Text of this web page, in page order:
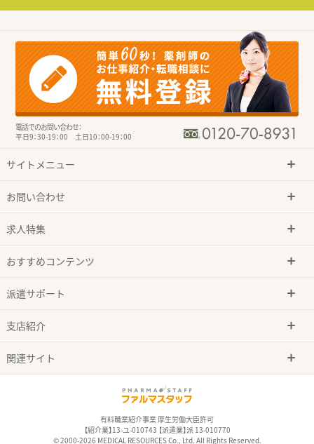
電話でのお問い合わせ：
平日9：30-19：00 土日10：00-19：00
サイトメニュー
お問い合わせ
求人特集
おすすめコンテンツ
派遣サポート
支店紹介
関連サイト
有料職業紹介事業 厚生労働大臣許可
【紹介業】13-ユ-010743 【派遣業】派 13-010770
© 2000-2026 MEDICAL RESOURCES Co., Ltd. All Rights Reserved.